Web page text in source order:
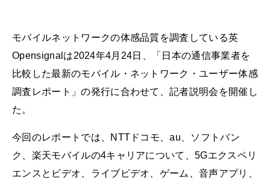
モバイルネットワークの体感品質を調査している英
Opensignalは2024年4月24日、「日本の通信事業者を
比較した最新のモバイル・ネットワーク・ユーザー体感
調査レポート」の発行に合わせて、記者説明会を開催し
た。
今回のレポートでは、NTTドコモ、au、ソフトバン
ク、楽天モバイルの4キャリアについて、5Gエクスペリ
エンスとビデオ、ライブビデオ、ゲーム、音声アプリ、